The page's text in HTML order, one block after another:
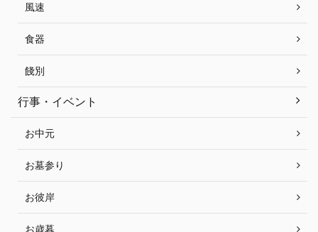
風速
食器
餞別
行事・イベント
お中元
お墓参り
お彼岸
お歳暮